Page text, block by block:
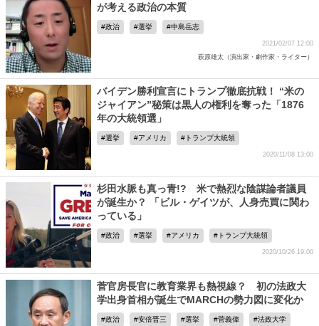
が考える政治の本質
政治 選挙 中島岳志
2021/02/07 12:00
萩原雄太（演出家・劇作家・ライター）
バイデン勝利宣言にトランプ徹底抗戦！ “米の
ジャイアン”秘策は黒人の権利を奪った「1876
年の大統領選」
選挙 アメリカ トランプ大統領
2020/11/08 13:00
杉田水脈も真っ青!? 米で熱烈な陰謀論者議員
が誕生か？ 「ビル・ゲイツが、人身売買に関わ
っている」
政治 選挙 アメリカ トランプ大統領
2020/10/26 19:00
菅官房長官に教育業界も熱視線？ 初の法政大
学出身首相が誕生でMARCHの勢力図に変化か
政治 安倍晋三 選挙 菅義偉 法政大学